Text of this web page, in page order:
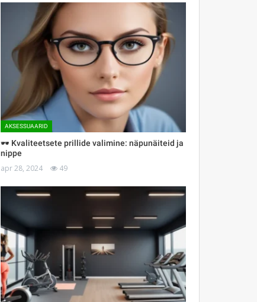
AKSESSUAARID
🕶 Kvaliteetsete prillide valimine: näpunäiteid ja
nippe
apr 28, 2024 49